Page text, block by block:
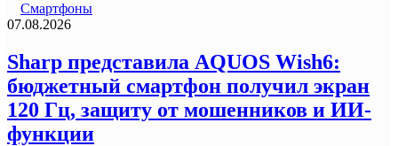
Смартфоны
07.08.2026
Sharp представила AQUOS Wish6:
бюджетный смартфон получил экран
120 Гц, защиту от мошенников и ИИ-
функции